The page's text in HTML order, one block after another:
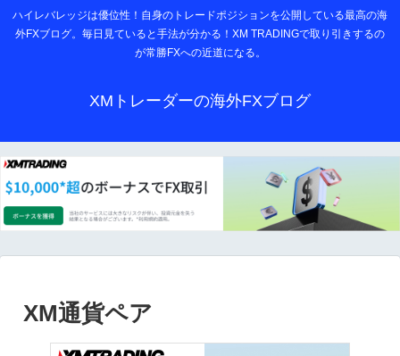
ハイレバレッジは優位性！自身のトレードポジションを公開している最高の海
外FXブログ。毎日見ていると手法が分かる！XM TRADINGで取り引きするの
が常勝FXへの近道になる。
XMトレーダーの海外FXブログ
XM通貨ペア